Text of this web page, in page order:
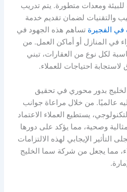
ومعدات متطورة. يتم تدريب
والتقنيات لضمان تقديم خدمة
الفجيرة تساهم هذه الجهود في
في المنازل أو أماكن العمل. من
لكل نوع من العقارات، تبني
احتياجات للعملاء.
بدور محوري في تحقيق
عالميًا. من خلال مراعاة جوانب
يستطيع العملاء الاعتماد
وصحية، مما يؤكد على دورها
التأثير الإيجابي لهذه الالتزامات
مما يجعل من شركة سما الخليج